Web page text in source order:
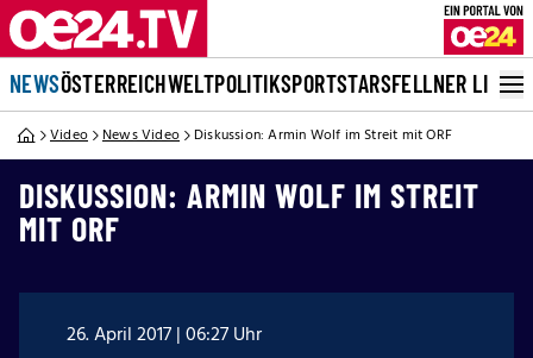
NEWSÖSTERREICHWELTPOLITIKSPORTSTARSFELLNER LIVE
Video News Video Diskussion: Armin Wolf im Streit mit ORF
DISKUSSION: ARMIN WOLF IM STREIT
MIT ORF
26. April 2017 | 06:27 Uhr